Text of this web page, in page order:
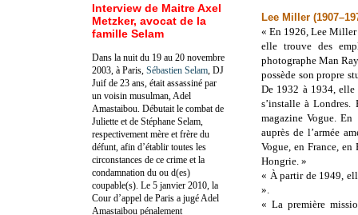
Lee Miller
« En 1926, Lee Miller
elle trouve des
photographe Man
possède son propre
De 1932 à 1934,
s’installe à
magazine Vogue. En
auprès de l’armée
Vogue, en France,
Hongrie. »
« À partir de 1949,
».
« La première
Interview de Maitre Axel
Metzker, avocat de la
famille Selam
Dans la nuit du 19 au 20 novembre
2003, à Paris, Sébastien Selam , DJ
Juif de 23 ans, était assassiné par
un voisin musulman, Adel
Amastaibou. Débutait le combat de
Juliette et de Stéphane Selam,
respectivement mère et frère du
défunt, afin d’établir toutes les
circonstances de ce crime et la
condamnation du ou d(es)
coupable(s). Le 5 janvier 2010, la
Cour d’appel de Paris a jugé Adel
Amastaibou pénalement